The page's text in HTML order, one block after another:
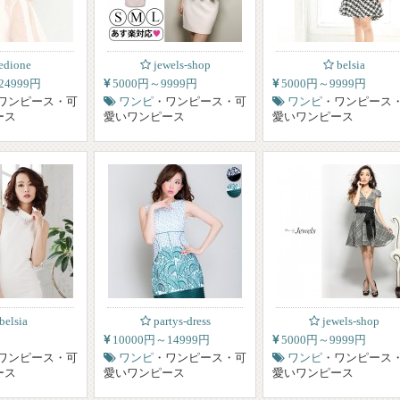
円
ンピース・可
ス
jewels-shop
5000円～9999円
ワンピ ・ワンピース・可
愛いワンピース
belsia
5000円～9999円
ワンピ ・ワンピース
愛いワンピース
ンピース・可
ス
partys-dress
10000円～14999円
ワンピ ・ワンピース・可
愛いワンピース
jewels-shop
5000円～9999円
ワンピ ・ワンピース
愛いワンピース